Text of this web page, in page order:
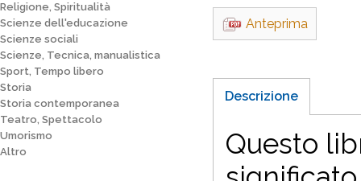
Religione, Spiritualità
Scienze dell'educazione
Scienze sociali
Scienze, Tecnica, manualistica
Sport, Tempo libero
Storia
Storia contemporanea
Teatro, Spettacolo
Umorismo
Altro
Anteprima
Descrizione
Questo